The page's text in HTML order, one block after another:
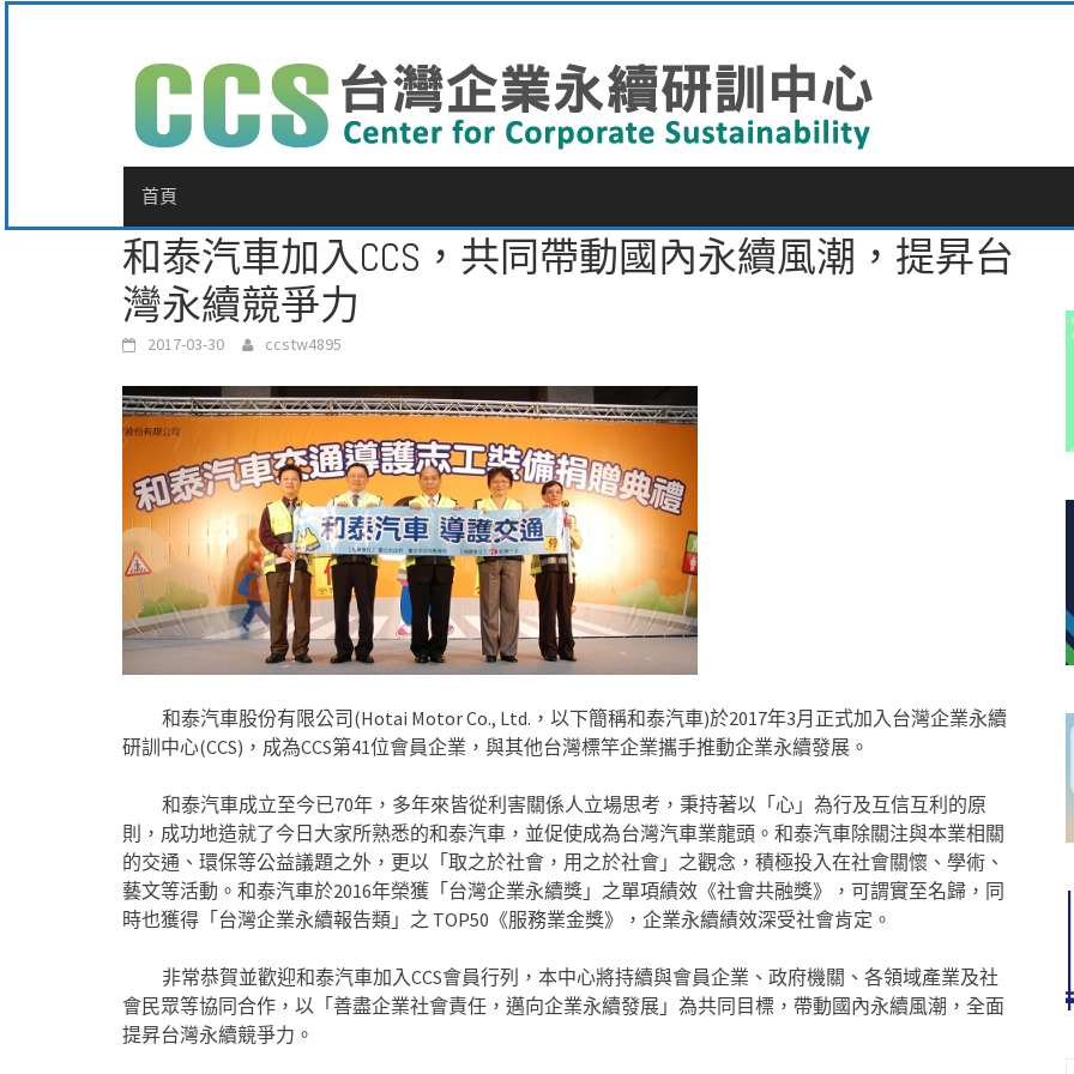
首頁
和泰汽車加入CCS，共同帶動國內永續風潮，提昇台
灣永續競爭力
2017-03-30 ccstw4895
和泰汽車股份有限公司(Hotai Motor Co., Ltd.，以下簡稱和泰汽車)於2017年3月正式加入台灣企業永續
研訓中心(CCS)，成為CCS第41位會員企業，與其他台灣標竿企業攜手推動企業永續發展。
和泰汽車成立至今已70年，多年來皆從利害關係人立場思考，秉持著以「心」為行及互信互利的原
則，成功地造就了今日大家所熟悉的和泰汽車，並促使成為台灣汽車業龍頭。和泰汽車除關注與本業相關
的交通、環保等公益議題之外，更以「取之於社會，用之於社會」之觀念，積極投入在社會關懷、學術、
藝文等活動。和泰汽車於2016年榮獲「台灣企業永續獎」之單項績效《社會共融獎》，可謂實至名歸，同
時也獲得「台灣企業永續報告類」之 TOP50《服務業金獎》，企業永續績效深受社會肯定。
非常恭賀並歡迎和泰汽車加入CCS會員行列，本中心將持續與會員企業、政府機關、各領域產業及社
會民眾等協同合作，以「善盡企業社會責任，邁向企業永續發展」為共同目標，帶動國內永續風潮，全面
提昇台灣永續競爭力。